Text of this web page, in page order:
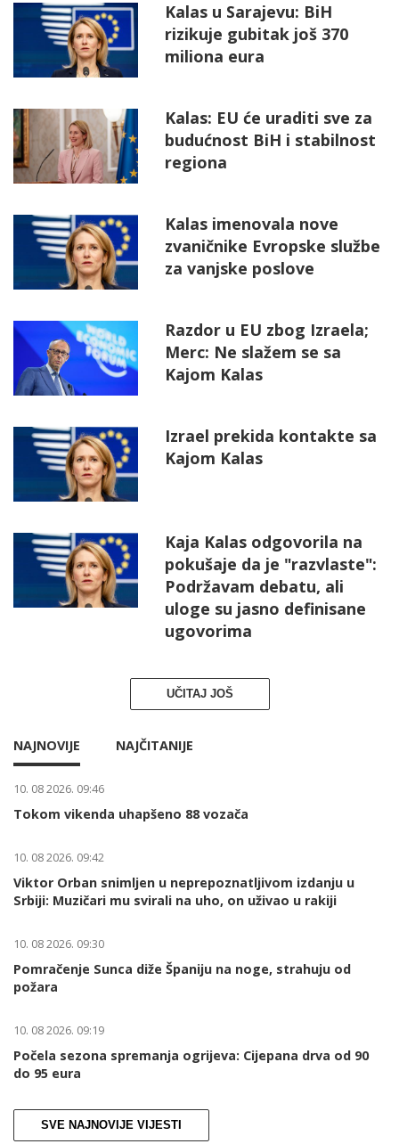
Kalas u Sarajevu: BiH
rizikuje gubitak još 370
miliona eura
Kalas: EU će uraditi sve za
budućnost BiH i stabilnost
regiona
Kalas imenovala nove
zvaničnike Evropske službe
za vanjske poslove
Razdor u EU zbog Izraela;
Merc: Ne slažem se sa
Kajom Kalas
Izrael prekida kontakte sa
Kajom Kalas
Kaja Kalas odgovorila na
pokušaje da je "razvlaste":
Podržavam debatu, ali
uloge su jasno definisane
ugovorima
UČITAJ JOŠ
NAJNOVIJE NAJČITANIJE
10. 08 2026. 09:46
Tokom vikenda uhapšeno 88 vozača
10. 08 2026. 09:42
Viktor Orban snimljen u neprepoznatljivom izdanju u
Srbiji: Muzičari mu svirali na uho, on uživao u rakiji
10. 08 2026. 09:30
Pomračenje Sunca diže Španiju na noge, strahuju od
požara
10. 08 2026. 09:19
Počela sezona spremanja ogrijeva: Cijepana drva od 90
do 95 eura
SVE NAJNOVIJE VIJESTI